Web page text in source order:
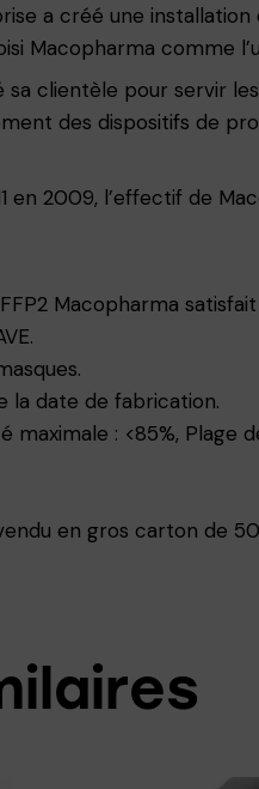
a créé une
Macopharma comme
sa clientèle pour servir
des dispositifs de
en 2009, l’effectif de
Macopharma
la date de fabrication.
: <85%, Plage
en gros carton de